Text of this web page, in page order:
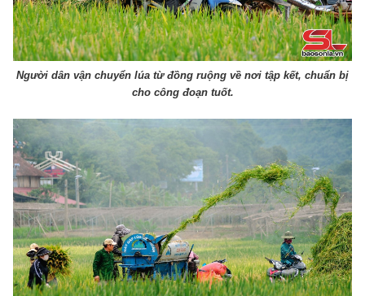
Người dân vận chuyển lúa từ đồng ruộng về nơi tập kết, chuẩn bị
cho công đoạn tuốt.